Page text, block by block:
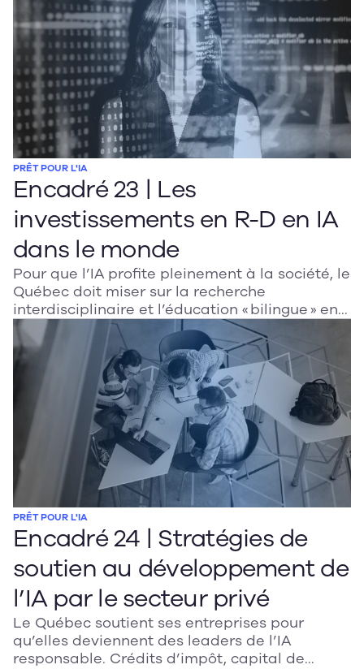
PRÊT POUR L'IA
Encadré 23 | Les
investissements en R-D en IA
dans le monde
Pour que l’IA profite pleinement à la société, le
Québec doit miser sur la recherche
interdisciplinaire et l’éducation « bilingue » en
IA. En s’inspirant des investissements
internationaux, il pourra former des experts
capables de croiser technologie, éthique et
secteur d’application. Une condition clé pour
une IA responsable et utile.
PRÊT POUR L'IA
Encadré 24 | Stratégies de
soutien au développement de
l’IA par le secteur privé
Le Québec soutient ses entreprises pour
qu’elles deviennent des leaders de l’IA
responsable. Crédits d’impôt, capital de